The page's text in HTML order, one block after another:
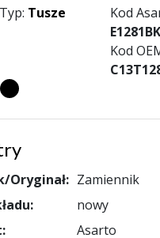
Tusze
Kod
E1281BK
Kod
Oryginał: Zamiennik
nowy
Asarto